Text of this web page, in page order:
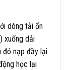
dòng tải ổn
xuống dải
đó nạp đầy lại
học lại